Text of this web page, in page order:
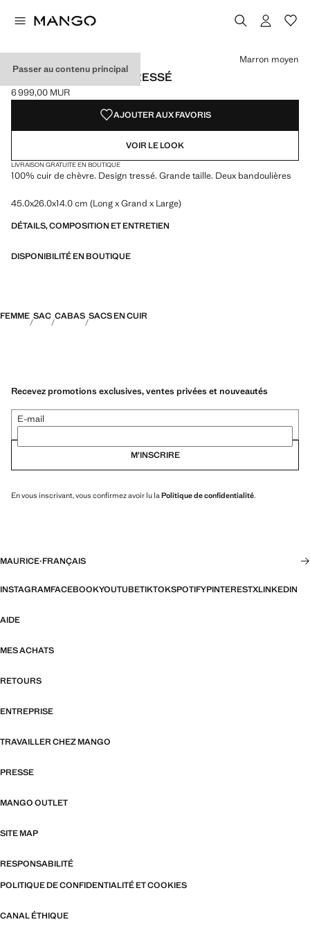
Passer au contenu principal
SAC CABAS EN CUIR TRESSÉ
Prix actuel [6 999,00 MUR ]
6 999,00 MUR
Choisissez une couleur
Marron moyen
AJOUTER AUX FAVORIS
VOIR LE LOOK
LIVRAISON GRATUITE EN BOUTIQUE
100% cuir de chèvre. Design tressé. Grande taille. Deux bandoulières
45.0x26.0x14.0 cm (Long x Grand x Large)
DÉTAILS, COMPOSITION ET ENTRETIEN
DISPONIBILITÉ EN BOUTIQUE
FEMME SAC CABAS SACS EN CUIR
Recevez promotions exclusives, ventes privées et nouveautés
E-mail
M’INSCRIRE
En vous inscrivant, vous confirmez avoir lu la Politique de confidentialité.
MAURICE·FRANÇAIS
INSTAGRAMFACEBOOKYOUTUBETIKTOKSPOTIFYPINTERESTXLINKEDIN
AIDE
MES ACHATS
RETOURS
ENTREPRISE
TRAVAILLER CHEZ MANGO
PRESSE
MANGO OUTLET
SITE MAP
RESPONSABILITÉ
POLITIQUE DE CONFIDENTIALITÉ ET COOKIES
CANAL ÉTHIQUE